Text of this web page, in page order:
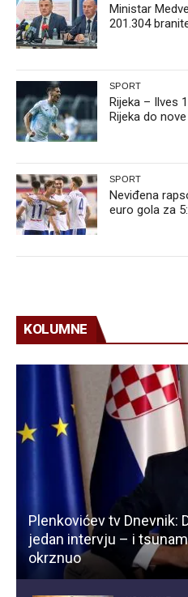
Ministar
201.304
SPORT
Rijeka – Ilves
Rijeka do
SPORT
Neviđena
euro gola za
KOLUMNE
Plenkovićev tv Dnevnik:
jedan intervju – i
okrznuo